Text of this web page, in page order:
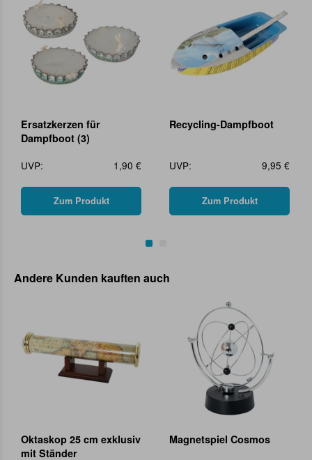
Ersatzkerzen für
Dampfboot (3)
UVP:
1,90 €
Zum Produkt
Recycling-Dampfboot
UVP: 9,95 €
Zum Produkt
Andere Kunden kauften auch
Oktaskop 25 cm exklusiv
mit Ständer
Magnetspiel Cosmos